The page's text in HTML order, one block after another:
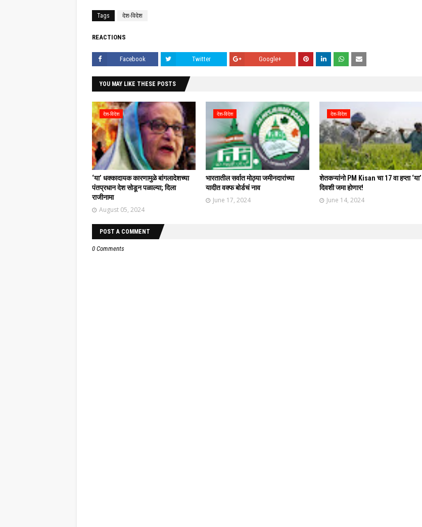
Tags देश-विदेश
REACTIONS
Facebook Twitter Google+
YOU MAY LIKE THESE POSTS
देश-विदेश
‘या’ धक्कादायक कारणामुळे बांगलादेशच्या
पंतप्रधान देश सोडून पळाल्या; दिला
राजीनामा
August 05, 2024
देश-विदेश
भारतातील सर्वात मोठ्या जमीनदारांच्या
यादीत वक्फ बोर्डचं नाव
June 17, 2024
देश-विदेश
शेतकऱ्यांनो PM Kisan चा 17 वा हप्ता ‘या’
दिवशी जमा होणार!
June 14, 2024
POST A COMMENT
0 Comments